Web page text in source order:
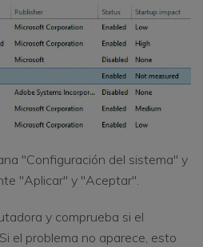
"Configuración del sistema" y
"Aplicar" y "Aceptar".
y comprueba si el
el problema no aparece, esto